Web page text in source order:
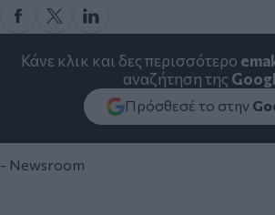
Κάνε κλικ και δες περισσότερο
αναζήτηση της
Πρόσθεσέ το στην
- Newsroom